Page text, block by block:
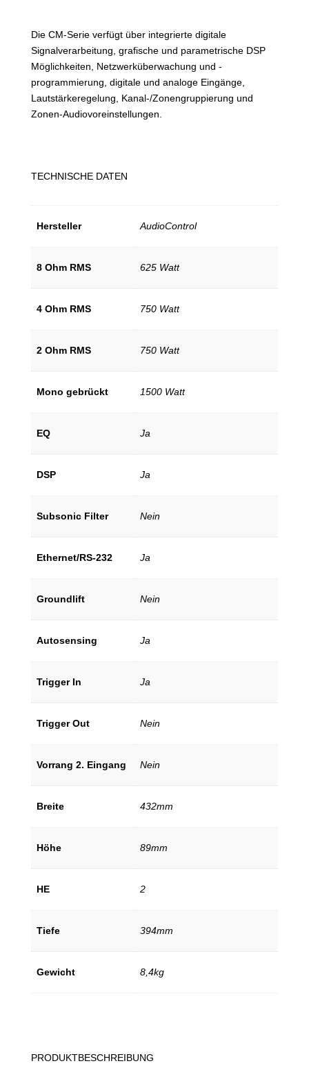
Die CM-Serie verfügt über integrierte digitale
Signalverarbeitung, grafische und parametrische DSP
Möglichkeiten, Netzwerküberwachung und -
programmierung, digitale und analoge Eingänge,
Lautstärkeregelung, Kanal-/Zonengruppierung und
Zonen-Audiovoreinstellungen.
TECHNISCHE DATEN
Hersteller AudioControl
8 Ohm RMS 625 Watt
4 Ohm RMS 750 Watt
2 Ohm RMS 750 Watt
Mono gebrückt 1500 Watt
EQ Ja
DSP Ja
Subsonic Filter Nein
Ethernet/RS-232 Ja
Groundlift Nein
Autosensing Ja
Trigger In Ja
Trigger Out Nein
Vorrang 2. Eingang Nein
Breite 432mm
Höhe 89mm
HE 2
Tiefe 394mm
Gewicht 8,4kg
PRODUKTBESCHREIBUNG